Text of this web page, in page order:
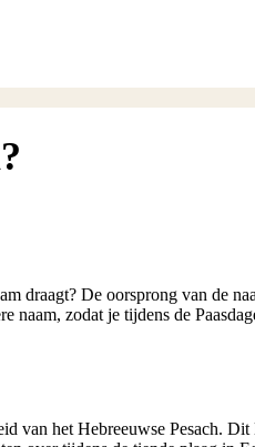
draagt? De oorsprong van de
zodat je tijdens de
van het Hebreeuwse Pesach. Dit